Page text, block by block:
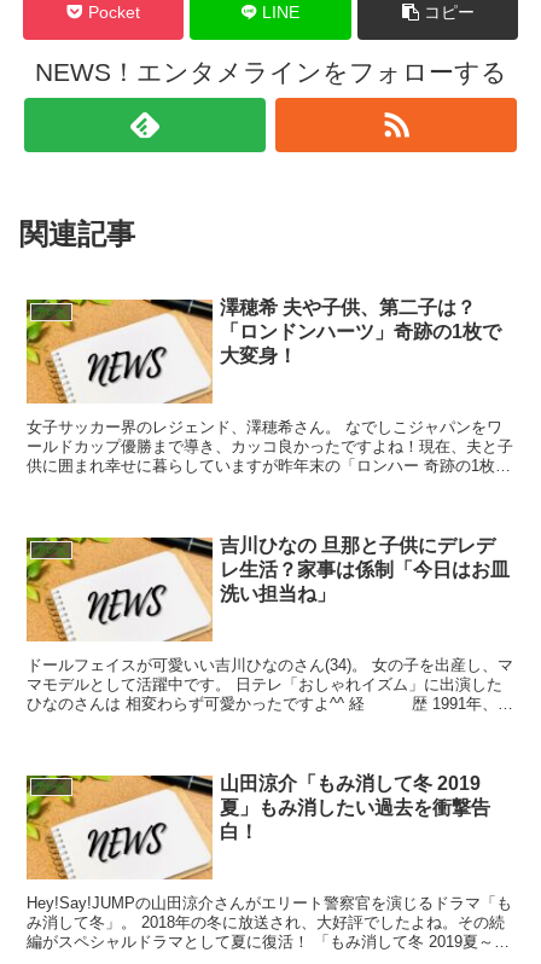
Pocket LINE コピー
NEWS！エンタメラインをフォローする
関連記事
テレビ
澤穂希 夫や子供、第二子は？
「ロンドンハーツ」奇跡の1枚で
大変身！
女子サッカー界のレジェンド、澤穂希さん。 なでしこジャパンをワ
ールドカップ優勝まで導き、カッコ良かったですよね！現在、夫と子
供に囲まれ幸せに暮らしていますが昨年末の「ロンハー 奇跡の1枚」
テレビ
吉川ひなの 旦那と子供にデレデ
レ生活？家事は係制「今日はお皿
洗い担当ね」
ドールフェイスが可愛いい吉川ひなのさん(34)。 女の子を出産し、マ
マモデルとして活躍中です。 日テレ「おしゃれイズム」に出演した
ひなのさんは 相変わらず可愛かったですよ^^ 経 歴 1991年、東
テレビ
山田涼介「もみ消して冬 2019
夏」もみ消したい過去を衝撃告
白！
Hey!Say!JUMPの山田涼介さんがエリート警察官を演じるドラマ「も
み消して冬」。 2018年の冬に放送され、大好評でしたよね。その続
編がスペシャルドラマとして夏に復活！ 「もみ消して冬 2019夏～夏